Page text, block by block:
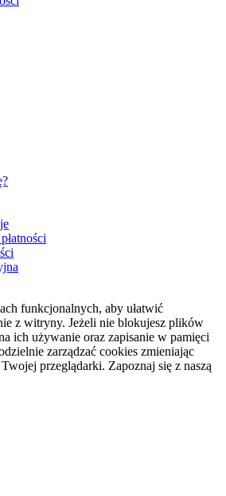
funkcjonalnych, aby ułatwić
z witryny. Jeżeli nie blokujesz plików
ich używanie oraz zapisanie w pamięci
zarządzać cookies zmieniając
przeglądarki. Zapoznaj się z naszą